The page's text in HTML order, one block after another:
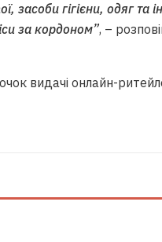
засоби гігієни, одяг та
за кордоном”, –
видачі онлайн-